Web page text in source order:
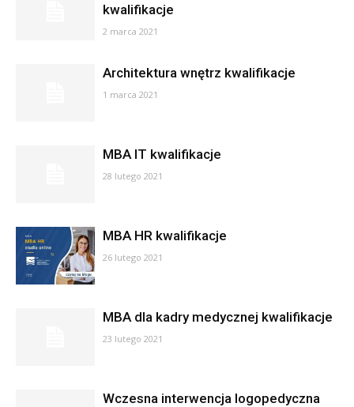
kwalifikacje
2 marca 2021
Architektura wnętrz kwalifikacje
1 marca 2021
MBA IT kwalifikacje
28 lutego 2021
MBA HR kwalifikacje
26 lutego 2021
MBA dla kadry medycznej kwalifikacje
23 lutego 2021
Wczesna interwencja logopedyczna